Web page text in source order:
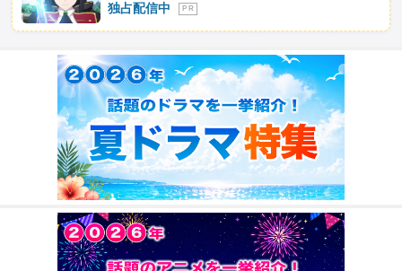
独占配信中
P R